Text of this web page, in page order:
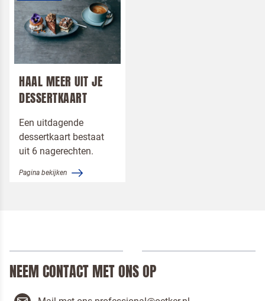
HAAL MEER UIT JE
DESSERTKAART
Een uitdagende
dessertkaart bestaat
uit 6 nagerechten.
Pagina bekijken
NEEM CONTACT MET ONS OP
afbeelding van dePizza